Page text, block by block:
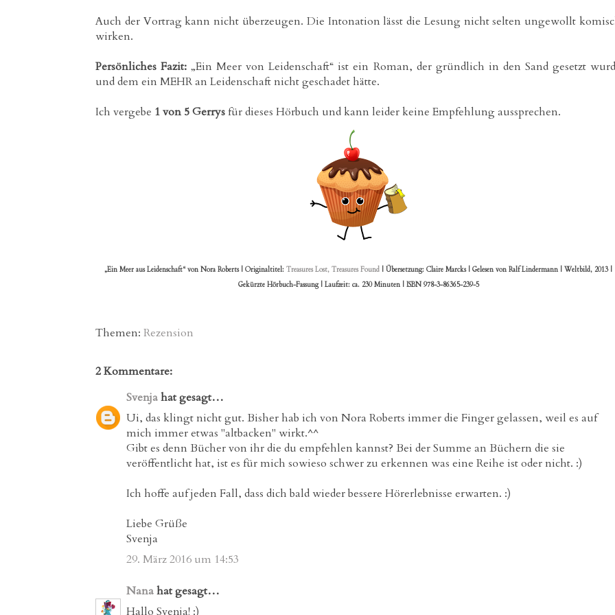
Auch der Vortrag kann nicht überzeugen. Die Intonation lässt die Lesung nicht selten ungewollt
wirken.
Persönliches Fazit: „Ein Meer von Leidenschaft“ ist ein Roman, der gründlich in den Sand gesetzt
und dem ein MEHR an Leidenschaft nicht geschadet hätte.
Ich vergebe 1 von 5 Gerrysfür dieses Hörbuch und kann leider keine Empfehlung aussprechen.
„Ein Meer aus Leidenschaft“ von Nora Roberts | Originaltitel: Treasures Lost, Treasures Found | Übersetzung: Claire Marcks | Gelesen von Ralf Lindermann | Weltbild, 2013 |
Gekürzte Hörbuch-Fassung | Laufzeit: ca. 230 Minuten | ISBN 978-3-86365-239-5
Themen: Rezension
2 Kommentare:
Svenjahat gesagt…
Ui, das klingt nicht gut. Bisher hab ich von Nora Roberts immer die Finger gelassen, weil es auf
mich immer etwas "altbacken" wirkt.^^
Gibt es denn Bücher von ihr die du empfehlen kannst? Bei der Summe an Büchern die sie
veröffentlicht hat, ist es für mich sowieso schwer zu erkennen was eine Reihe ist oder nicht. :)
Ich hoffe auf jeden Fall, dass dich bald wieder bessere Hörerlebnisse erwarten. :)
Liebe Grüße
Svenja
29. März 2016 um 14:53
Nanahat gesagt…
Hallo Svenja! :)